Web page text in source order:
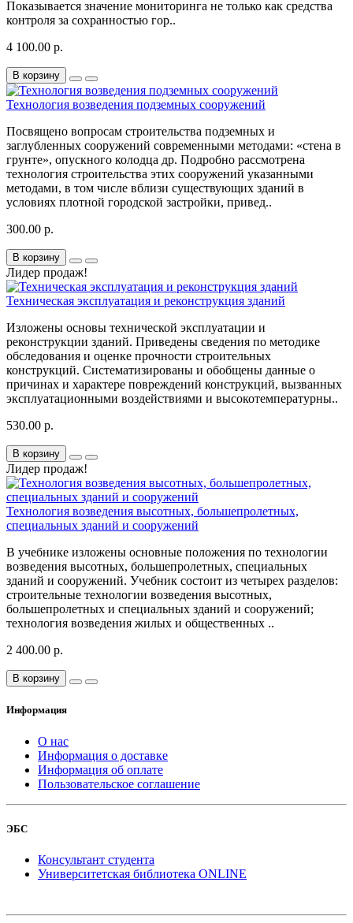
Показывается значение мониторинга не только как средства
контроля за сохранностью гор..
4 100.00 р.
В корзину
Технология возведения подземных сооружений
Посвящено вопросам строительства подземных и
заглубленных сооружений современными методами: «стена в
грунте», опускного колодца др. Подробно рассмотрена
технология строительства этих сооружений указанными
методами, в том числе вблизи существующих зданий в
условиях плотной городской застройки, привед..
300.00 р.
В корзину
Лидер продаж!
Техническая эксплуатация и реконструкция зданий
Изложены основы технической эксплуатации и
реконструкции зданий. Приведены сведения по методике
обследования и оценке прочности строительных
конструкций. Систематизированы и обобщены данные о
причинах и характере повреждений конструкций, вызванных
эксплуатационными воздействиями и высокотемпературны..
530.00 р.
В корзину
Лидер продаж!
Технология возведения высотных, большепролетных,
специальных зданий и сооружений
В учебнике изложены основные положения по технологии
возведения высотных, большепролетных, специальных
зданий и сооружений. Учебник состоит из четырех разделов:
строительные технологии возведения высотных,
большепролетных и специальных зданий и сооружений;
технология возведения жилых и общественных ..
2 400.00 р.
В корзину
Информация
О нас
Информация о доставке
Информация об оплате
Пользовательское соглашение
ЭБС
Консультант студента
Университетская библиотека ONLINE